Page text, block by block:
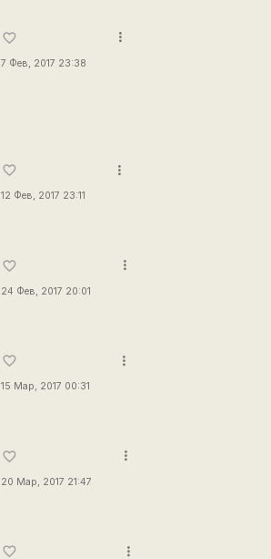
favorite_border
7 Фев, 2017 23:38
more_vert
favorite_border
12 Фев, 2017 23:11
more_vert
favorite_border
24 Фев, 2017 20:01
more_vert
favorite_border
15 Мар, 2017 00:31
more_vert
favorite_border
20 Мар, 2017 21:47
more_vert
favorite_border more_vert